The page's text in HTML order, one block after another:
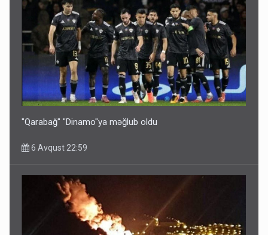
Bu ölkələrə şəxsiyyət vəsiqəsi ilə gedə biləcəksiniz -
SİYAHI
6 Avqust 10:53
"Qarabağ" "Dinamo"ya məğlub oldu
6 Avqust 22:59